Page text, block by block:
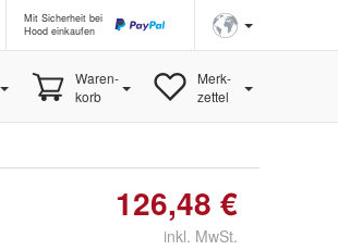
Mit Sicherheit bei
Hood einkaufen
Waren-
korb
Merk-
zettel
126,48 €
inkl. MwSt.